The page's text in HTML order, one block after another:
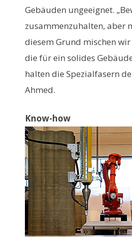
Gebäuden ungeeignet.
zusammenzuhalten, aber
diesem Grund mischen
die für ein solides
halten die Spezialfasern
Ahmed.
Know-how